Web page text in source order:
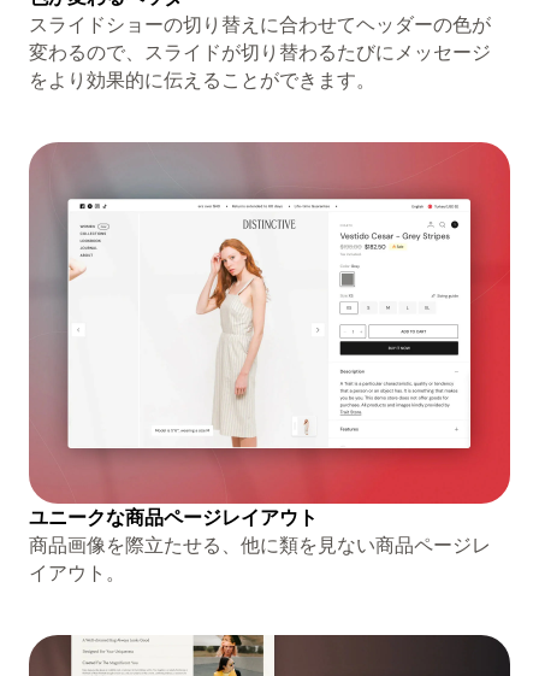
スライドショーの切り替えに合わせてヘッダーの色が
変わるので、スライドが切り替わるたびにメッセージ
をより効果的に伝えることができます。
ユニークな商品ページレイアウト
商品画像を際立たせる、他に類を見ない商品ページレ
イアウト。